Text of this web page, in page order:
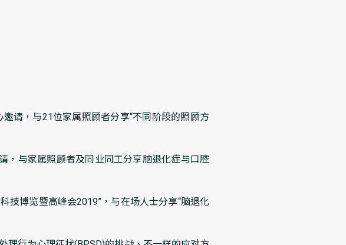
请，与21位家属照顾者分享“不同阶段的照顾方
，与家属照顾者及同业同工分享脑退化症与口腔
技博览暨高峰会2019”，与在场人士分享“脑退化